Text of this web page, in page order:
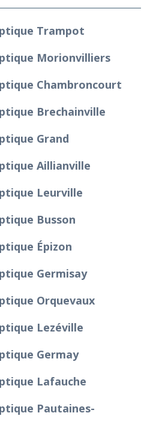
Trampot
Morionvilliers
Chambroncourt
Brechainville
Grand
Aillianville
Leurville
Busson
Épizon
Germisay
Orquevaux
Lezéville
Germay
Lafauche
Pautaines-